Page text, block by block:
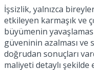
İşsizlik, yalnızca
etkileyen karmaşık ve
büyümenin
güveninin azalması ve
doğrudan sonuçları
maliyeti detaylı şekilde